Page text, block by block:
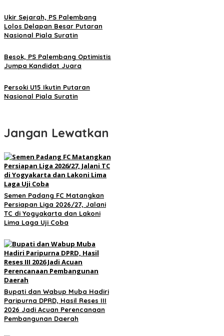
Ukir Sejarah, PS Palembang
Lolos Delapan Besar Putaran
Nasional Piala Suratin
Besok, PS Palembang Optimistis
Jumpa Kandidat Juara
Persoki U15 Ikutin Putaran
Nasional Piala Suratin
Jangan Lewatkan
Semen Padang FC Matangkan
Persiapan Liga 2026/27, Jalani
TC di Yogyakarta dan Lakoni
Lima Laga Uji Coba
Bupati dan Wabup Muba Hadiri
Paripurna DPRD, Hasil Reses III
2026 Jadi Acuan Perencanaan
Pembangunan Daerah